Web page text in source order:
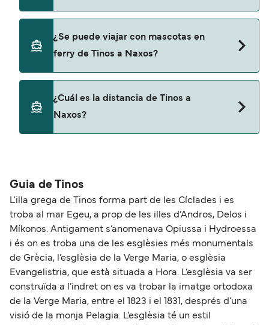
Golden Star Ferries
con
Golden Star Ferries
¿Se puede viajar con mascotas en
ferry de Tinos a Naxos?
ferry. Puede que necesites el pasaporte de tus
mascotas y otros documentos. Actualmente
puedes viajar con mascotas con:
SeaJets
Golden Star Ferries
¿Cuál es la distancia de Tinos a
Naxos?
Guia de Tinos
L'illa grega de Tinos forma part de les Cíclades i es
troba al mar Egeu, a prop de les illes d’Andros, Delos i
Míkonos. Antigament s’anomenava Opiussa i Hydroessa
i és on es troba una de les esglèsies més monumentals
de Grècia, l’esglèsia de la Verge Maria, o esglèsia
Evangelistria, que està situada a Hora. L’esglèsia va ser
construïda a l’indret on es va trobar la imatge ortodoxa
de la Verge Maria, entre el 1823 i el 1831, després d’una
visió de la monja Pelagia. L’esglèsia té un estil